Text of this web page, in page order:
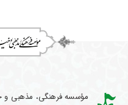
مؤسسه فرهنگی، مذهبی و